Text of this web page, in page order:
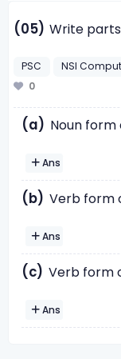
(05) Write
PSC NSI
0
(a) Noun form
Ans
(b) Verb form
Ans
(c) Verb form
Ans